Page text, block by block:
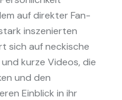
auf direkter Fan-
inszenierten
sich auf neckische
kurze Videos, die
und den
Einblick in ihr